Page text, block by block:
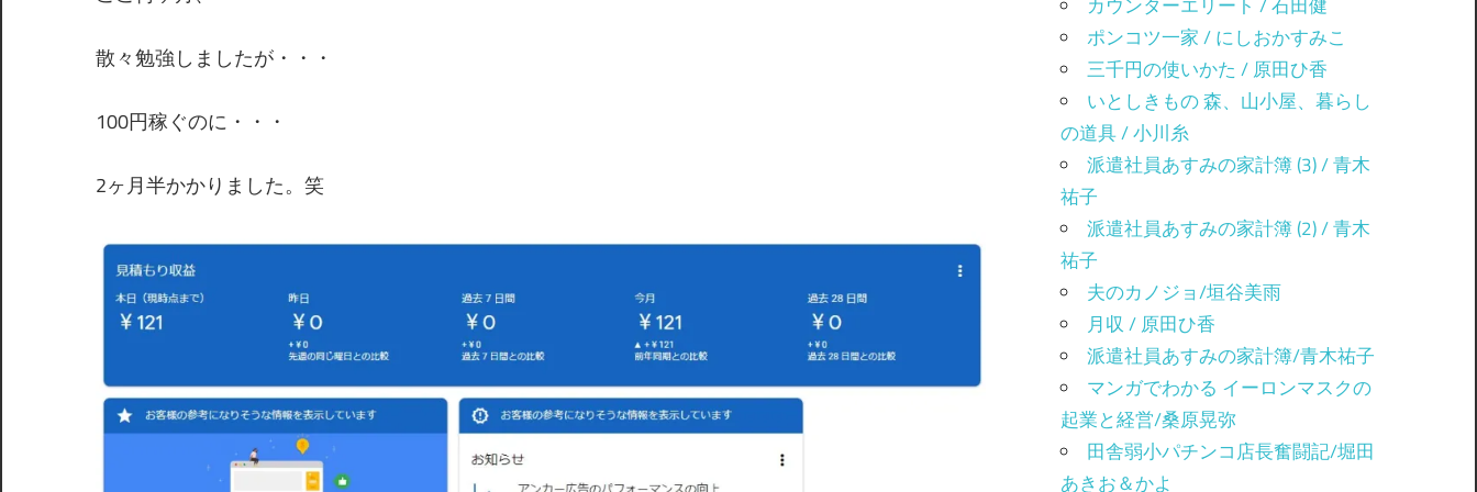
散々勉強しましたが・・・
100円稼ぐのに・・・
2ヶ月半かかりました。笑
ポンコツ一家 / にしおかすみこ
三千円の使いかた / 原田ひ香
いとしきもの 森、山小屋、暮らし
の道具 / 小川糸
派遣社員あすみの家計簿 (3) / 青木
祐子
派遣社員あすみの家計簿 (2) / 青木
祐子
夫のカノジョ/垣谷美雨
月収 / 原田ひ香
派遣社員あすみの家計簿/青木祐子
マンガでわかる イーロンマスクの
起業と経営/桑原晃弥
田舎弱小パチンコ店長奮闘記/堀田
あきお＆かよ